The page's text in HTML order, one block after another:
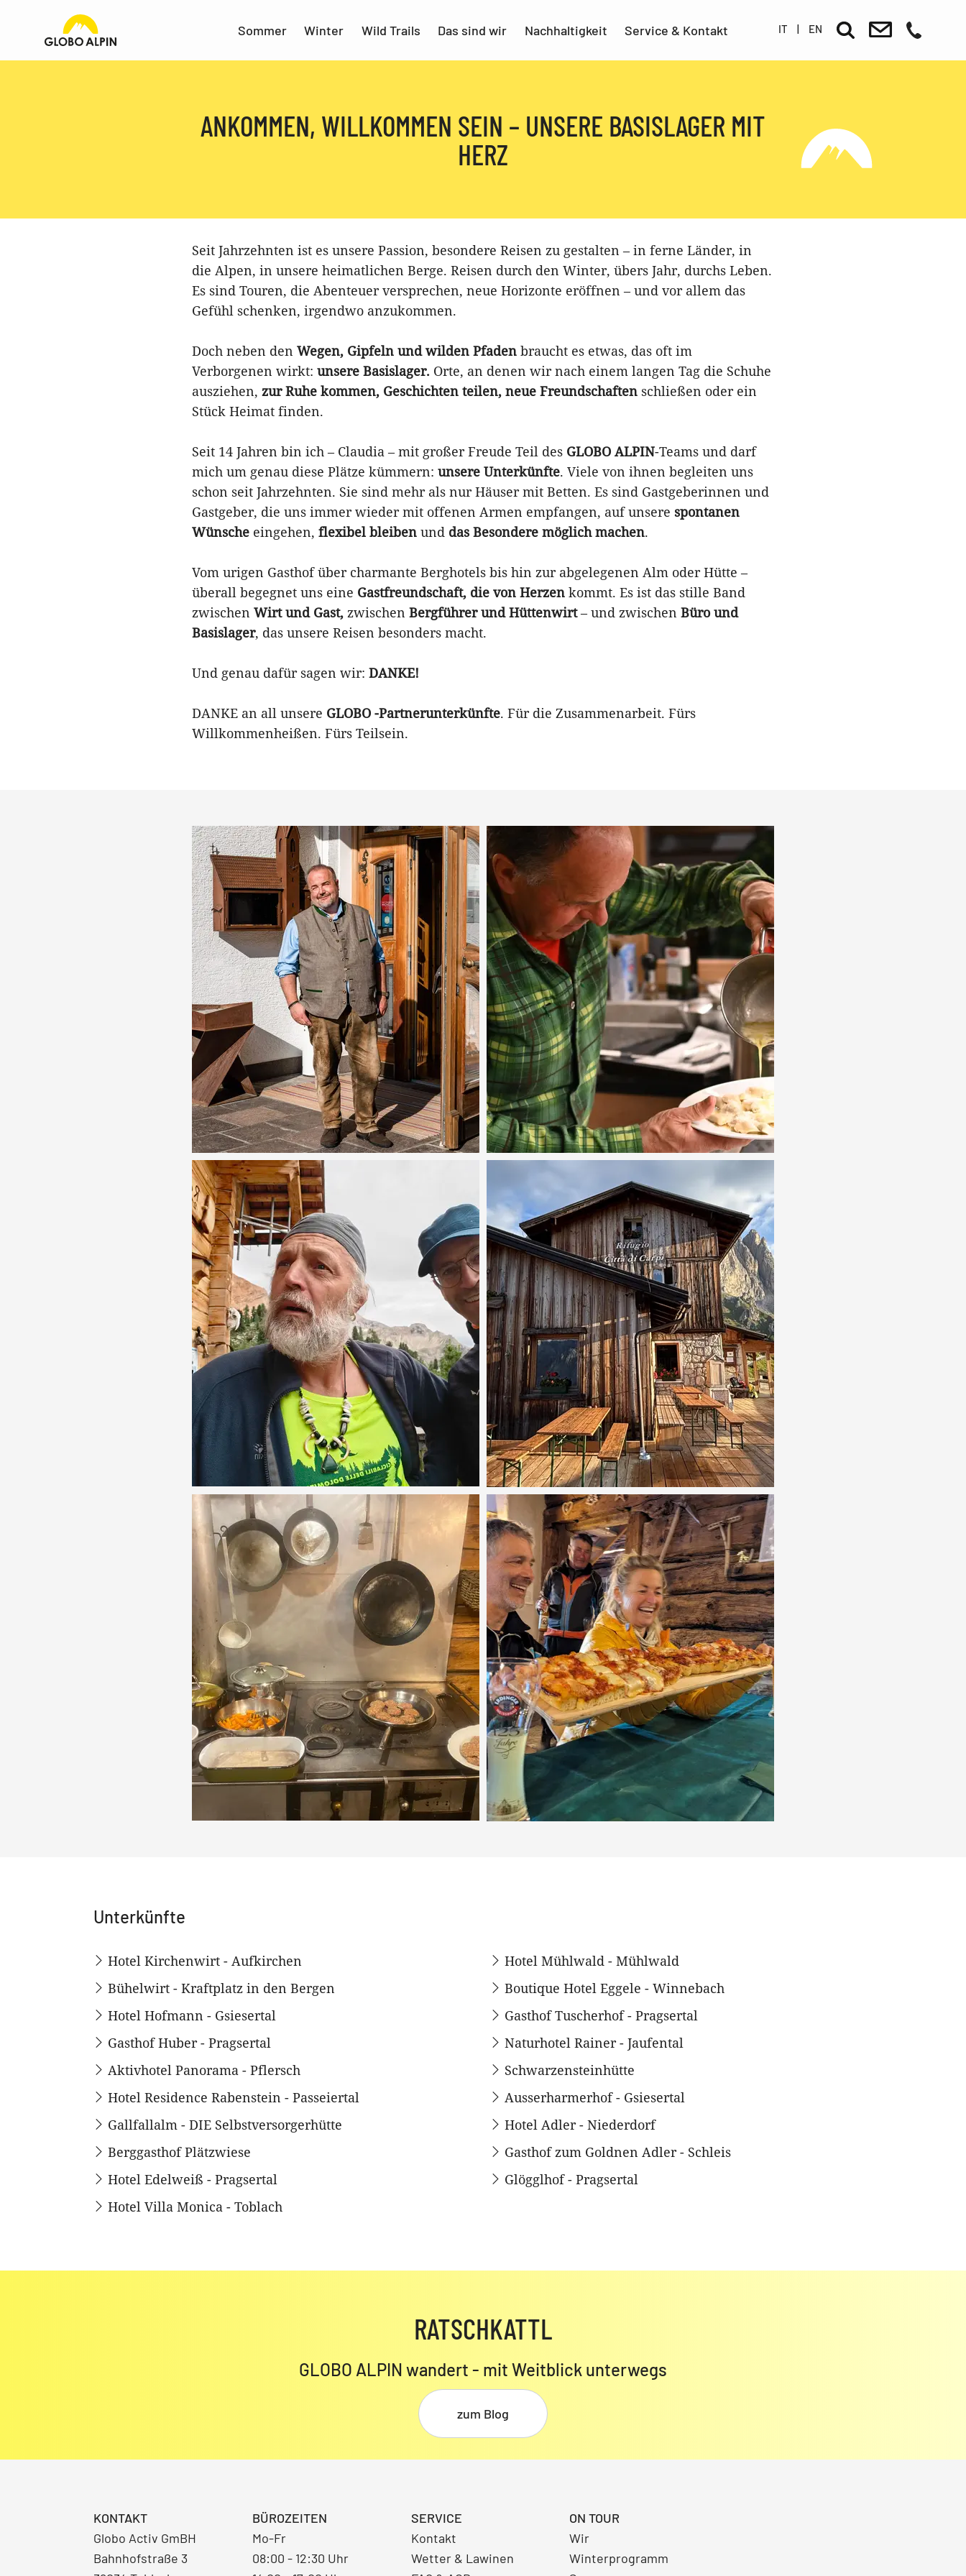
Sommer Winter Wild Trails Das sind wir Nachhaltigkeit Service & Kontakt IT | EN
ANKOMMEN, WILLKOMMEN SEIN – UNSERE BASISLAGER MIT
HERZ
Seit Jahrzehnten ist es unsere Passion, besondere Reisen zu gestalten – in ferne Länder, in
die Alpen, in unsere heimatlichen Berge. Reisen durch den Winter, übers Jahr, durchs Leben.
Es sind Touren, die Abenteuer versprechen, neue Horizonte eröffnen – und vor allem das
Gefühl schenken, irgendwo anzukommen.
Doch neben den Wegen, Gipfeln und wilden Pfaden braucht es etwas, das oft im
Verborgenen wirkt: unsere Basislager. Orte, an denen wir nach einem langen Tag die Schuhe
ausziehen, zur Ruhe kommen, Geschichten teilen, neue Freundschaften schließen oder ein
Stück Heimat finden.
Seit 14 Jahren bin ich – Claudia – mit großer Freude Teil des GLOBO ALPIN-Teams und darf
mich um genau diese Plätze kümmern: unsere Unterkünfte. Viele von ihnen begleiten uns
schon seit Jahrzehnten. Sie sind mehr als nur Häuser mit Betten. Es sind Gastgeberinnen und
Gastgeber, die uns immer wieder mit offenen Armen empfangen, auf unsere spontanen
Wünsche eingehen, flexibel bleiben und das Besondere möglich machen.
Vom urigen Gasthof über charmante Berghotels bis hin zur abgelegenen Alm oder Hütte –
überall begegnet uns eine Gastfreundschaft, die von Herzen kommt. Es ist das stille Band
zwischen Wirt und Gast, zwischen Bergführer und Hüttenwirt– und zwischen Büro und
Basislager, das unsere Reisen besonders macht.
Und genau dafür sagen wir: DANKE!
DANKE an all unsere GLOBO -Partnerunterkünfte. Für die Zusammenarbeit. Fürs
Willkommenheißen. Fürs Teilsein.
Unterkünfte
Hotel Kirchenwirt - Aufkirchen
Hotel Mühlwald - Mühlwald
Bühelwirt - Kraftplatz in den Bergen
Boutique Hotel Eggele - Winnebach
Hotel Hofmann - Gsiesertal
Gasthof Tuscherhof - Pragsertal
Gasthof Huber - Pragsertal
Naturhotel Rainer - Jaufental
Aktivhotel Panorama - Pflersch
Schwarzensteinhütte
Hotel Residence Rabenstein - Passeiertal
Ausserharmerhof - Gsiesertal
Gallfallalm - DIE Selbstversorgerhütte
Hotel Adler - Niederdorf
Berggasthof Plätzwiese
Gasthof zum Goldnen Adler - Schleis
Hotel Edelweiß - Pragsertal
Glögglhof - Pragsertal
Hotel Villa Monica - Toblach
RATSCHKATTL
GLOBO ALPIN wandert - mit Weitblick unterwegs
zum Blog
KONTAKT
Globo Activ GmBH
Bahnhofstraße 3
BÜROZEITEN
Mo-Fr
08:00 - 12:30 Uhr
SERVICE
Kontakt
Wetter & Lawinen
ON TOUR
Wir
Winterprogramm